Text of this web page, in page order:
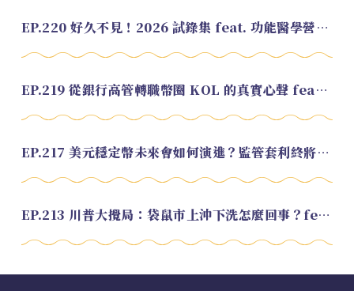
EP.220 好久不見！2026 試錄集 feat. 功能醫學營養師 美寶
EP.219 從銀行高管轉職幣圈 KOL 的真實心聲 feat.龜大
EP.217 美元穩定幣未來會如何演進？監管套利終將收斂？feat. 研究員 余哲安
EP.213 川普大攪局：袋鼠市上沖下洗怎麼回事？feat. Alvin